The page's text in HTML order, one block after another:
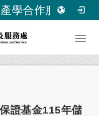
學合作服務處
容
證基金115年儲